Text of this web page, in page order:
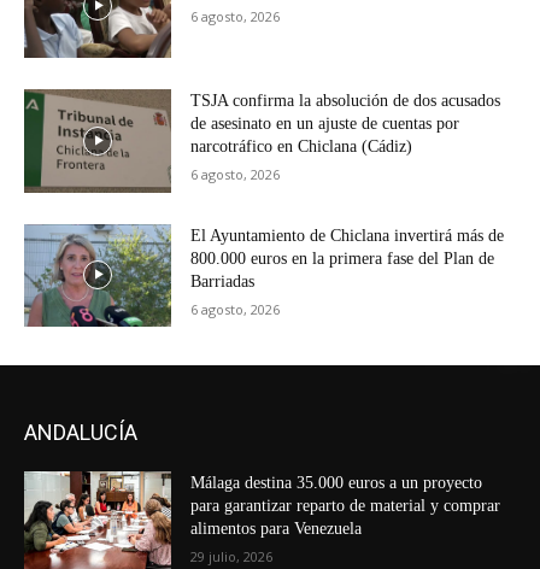
6 agosto, 2026
TSJA confirma la absolución de dos acusados
de asesinato en un ajuste de cuentas por
narcotráfico en Chiclana (Cádiz)
6 agosto, 2026
El Ayuntamiento de Chiclana invertirá más de
800.000 euros en la primera fase del Plan de
Barriadas
6 agosto, 2026
ANDALUCÍA
Málaga destina 35.000 euros a un proyecto
para garantizar reparto de material y comprar
alimentos para Venezuela
29 julio, 2026